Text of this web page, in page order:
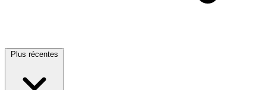
Plus récentes